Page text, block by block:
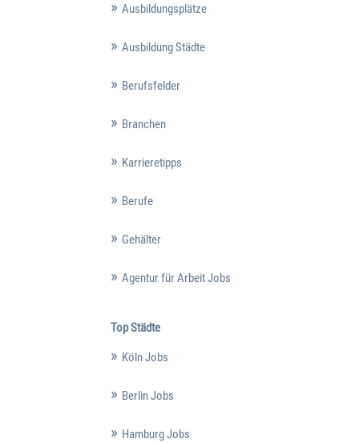
Ausbildungsplätze
Ausbildung Städte
Berufsfelder
Branchen
Karrieretipps
Berufe
Gehälter
Agentur für Arbeit Jobs
Top Städte
Köln Jobs
Berlin Jobs
Hamburg Jobs